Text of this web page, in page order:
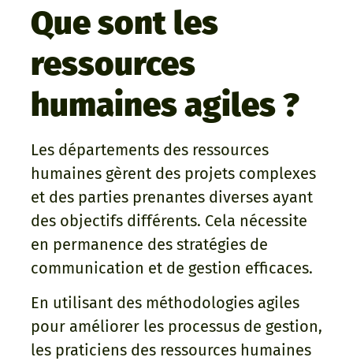
Que sont les
ressources
humaines agiles ?
Les départements des ressources
humaines gèrent des projets complexes
et des parties prenantes diverses ayant
des objectifs différents. Cela nécessite
en permanence des stratégies de
communication et de gestion efficaces.
En utilisant des méthodologies agiles
pour améliorer les processus de gestion,
les praticiens des ressources humaines